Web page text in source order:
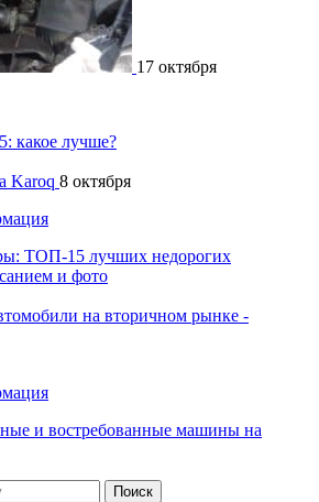
17 октября
какое лучше?
8 октября
ТОП-15 лучших недорогих
и фото
и востребованные машины на
Поиск